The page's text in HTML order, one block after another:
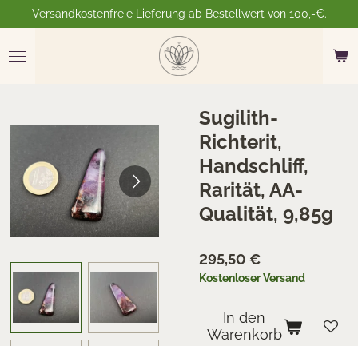
Hauptinhalt
springen
Versandkostenfreie Lieferung ab Bestellwert von 100,-€.
Sugilith-
Richterit,
Handschliff,
Rarität, AA-
Qualität, 9,85g
295,50 €
Kostenloser Versand
In den
Warenkorb